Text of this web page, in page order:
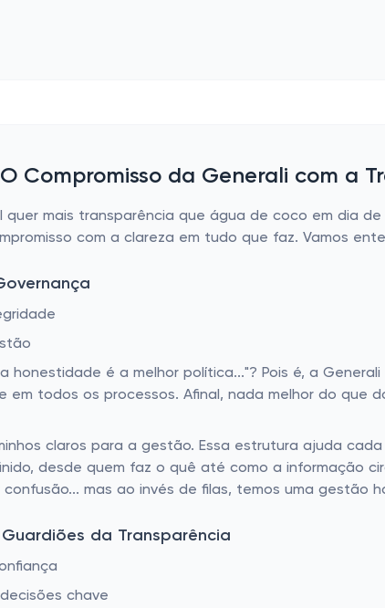
Compromisso da Generali com a
quer mais transparência que água de coco em dia
com a clareza em tudo que faz. Vamos
honestidade é a melhor política..."? Pois é, a
em todos os processos. Afinal, nada melhor do
claros para a gestão. Essa estrutura ajuda
desde quem faz o quê até como a informação
mas ao invés de filas, temos uma gestão
da Transparência
chave